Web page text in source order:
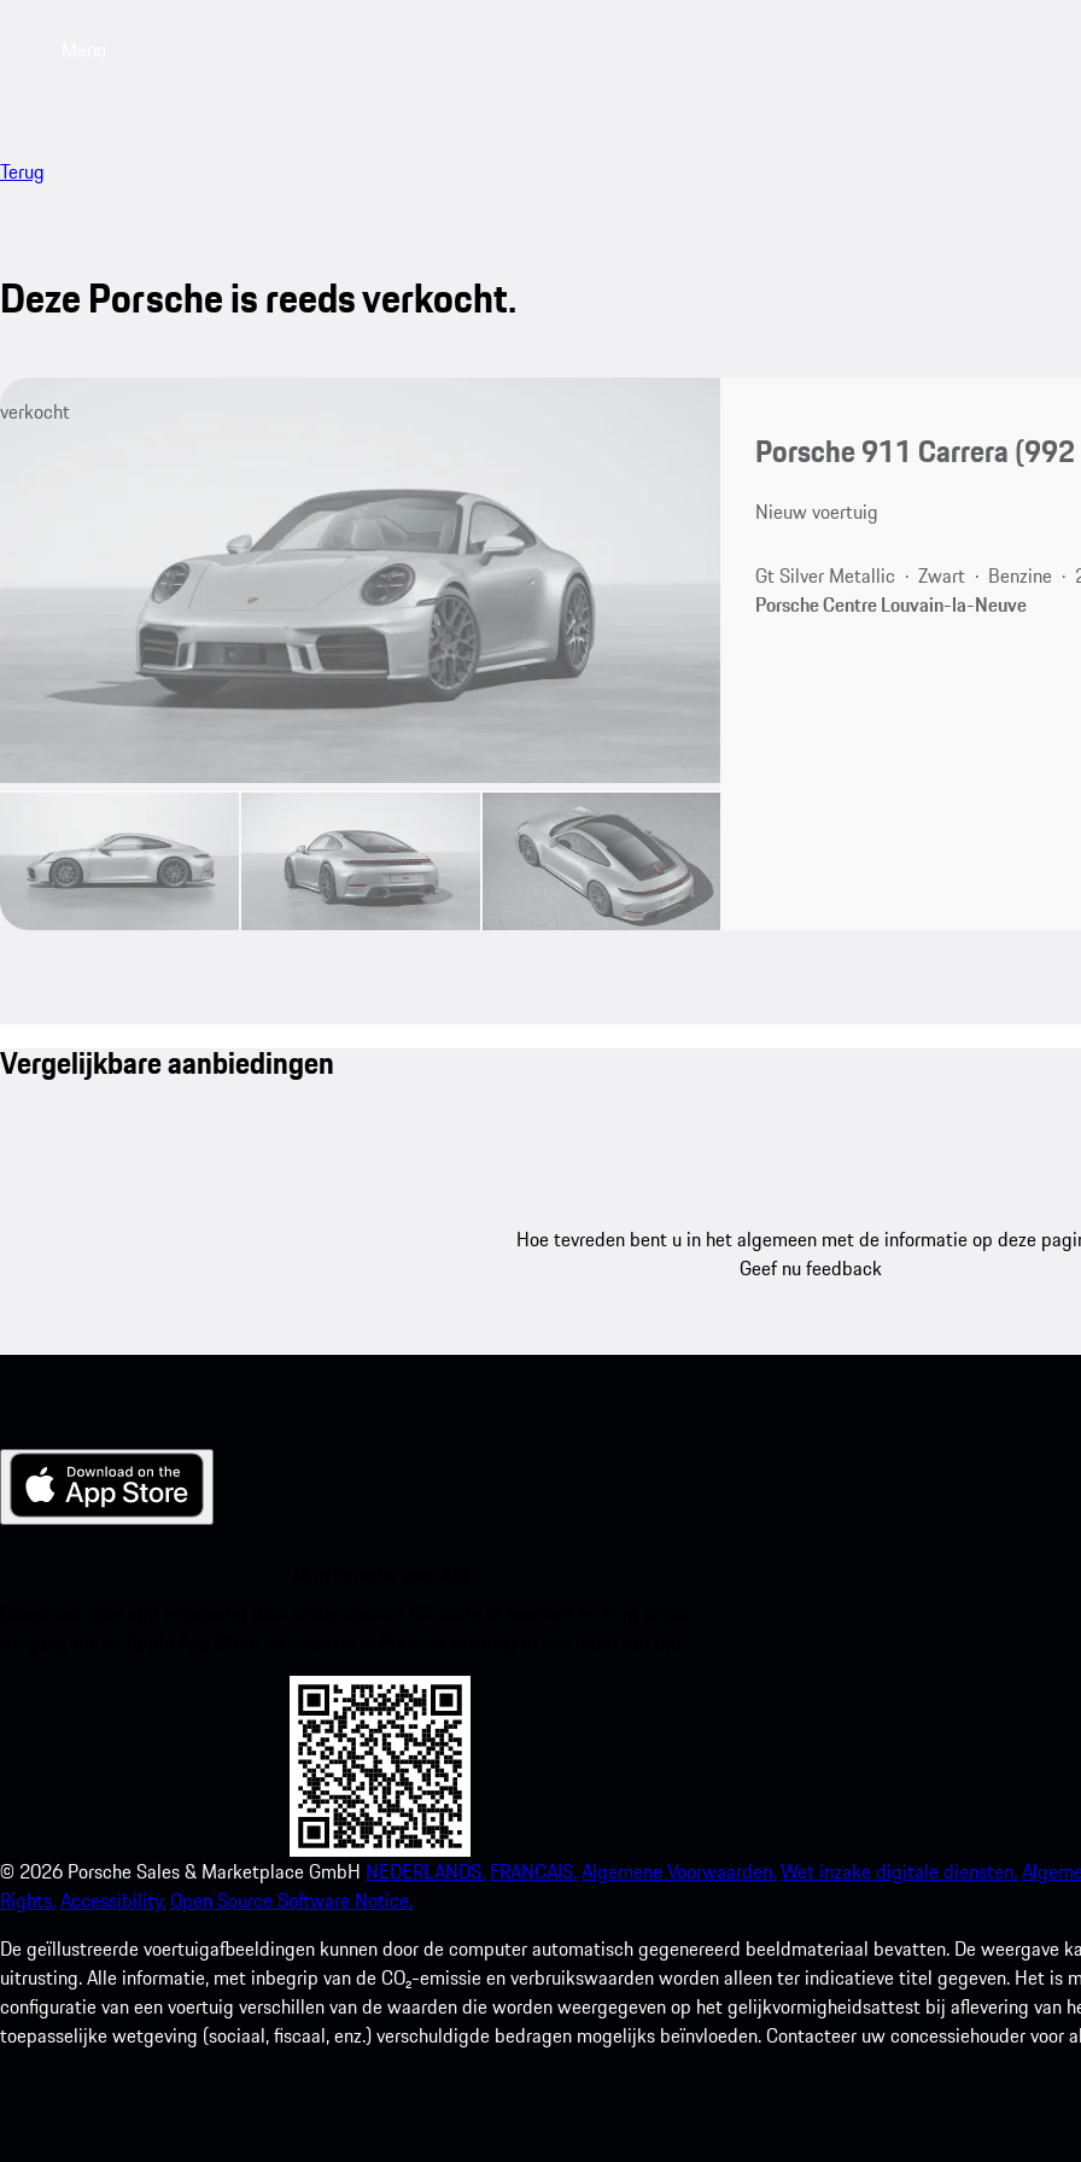
Terug
Deze Porsche is reeds verkocht.
verkocht
Porsche 911 Carrera
Nieuw voertuig
Gt Silver Metallic Zwart Benzine
Porsche Centre Louvain-la-Neuve
Vergelijkbare aanbiedingen
Hoe tevreden bent u in het algemeen met de informatie op deze
Geef nu feedback
© 2026 Porsche Sales & Marketplace GmbH NEDERLANDS. FRANCAIS.Algemene Voorwaarden.Wet inzake digitale diensten.
Rights.Accessibility.Open Source Software Notice.
De geïllustreerde voertuigafbeeldingen kunnen door de computer automatisch gegenereerd beeldmateriaal bevatten. De
uitrusting. Alle informatie, met inbegrip van de CO₂-emissie en verbruikswaarden worden alleen ter indicatieve titel gegeven. Het is
configuratie van een voertuig verschillen van de waarden die worden weergegeven op het gelijkvormigheidsattest bij aflevering van
toepasselijke wetgeving (sociaal, fiscaal, enz.) verschuldigde bedragen mogelijks beïnvloeden. Contacteer uw concessiehouder